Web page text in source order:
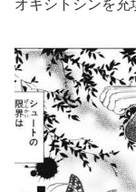
オキシトシンを充